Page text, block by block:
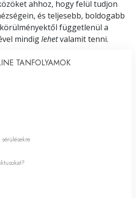
ahhoz, hogy felül tudjon
és teljesebb, boldogabb
függetlenül a
mindiglehetvalamit tenni.
TANFOLYAMOK